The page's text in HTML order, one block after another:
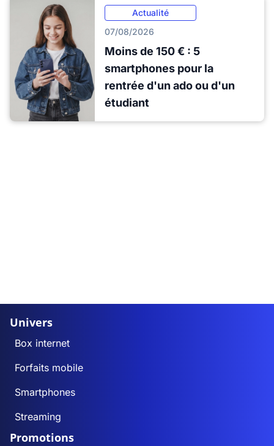
Actualité
07/08/2026
Moins de 150 € : 5
smartphones pour la
rentrée d'un ado ou d'un
étudiant
Univers
Box internet
Forfaits mobile
Smartphones
Streaming
Promotions